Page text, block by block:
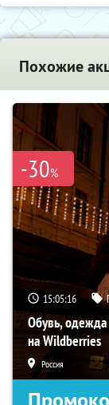
Похожие
-30%
15:05:15
Обувь, одежда
на Wildberries
Россия